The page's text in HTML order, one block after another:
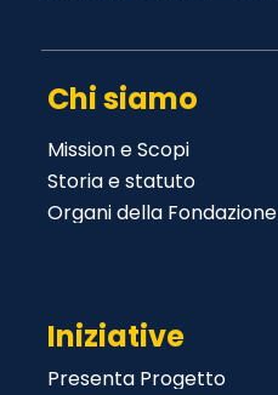
Mission e Scopi
Storia e statuto
Organi della Fondazione
Chi siamo
Iniziative
Presenta Progetto